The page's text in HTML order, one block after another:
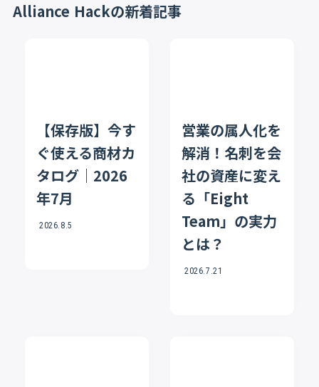
Alliance Hackの新着記事
【保存版】今す
ぐ使える商材カ
タログ｜2026
年7月
2026.8.5
営業の属人化を
解消！名刺を会
社の資産に変え
る「Eight
Team」の実力
とは？
2026.7.21